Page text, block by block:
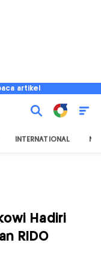
artikel
INTERNATIONAL
Hadiri
RIDO